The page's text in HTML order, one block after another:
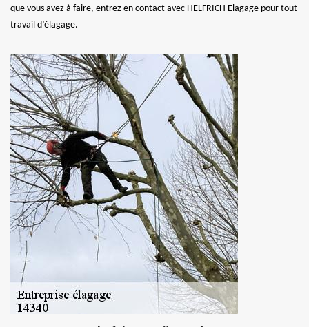
que vous avez à faire, entrez en contact avec HELFRICH Elagage pour tout
travail d’élagage.